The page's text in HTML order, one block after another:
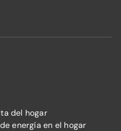
del hogar
energía en el hogar